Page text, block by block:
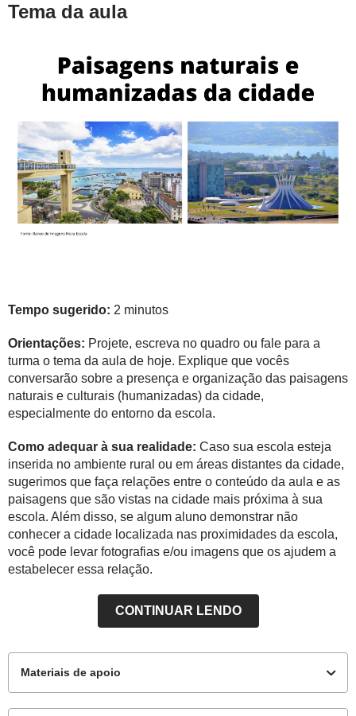
Tema da aula
Tempo sugerido: 2 minutos
Orientações: Projete, escreva no quadro ou fale para a
turma o tema da aula de hoje. Explique que vocês
conversarão sobre a presença e organização das paisagens
naturais e culturais (humanizadas) da cidade,
especialmente do entorno da escola.
Como adequar à sua realidade: Caso sua escola esteja
inserida no ambiente rural ou em áreas distantes da cidade,
sugerimos que faça relações entre o conteúdo da aula e as
paisagens que são vistas na cidade mais próxima à sua
escola. Além disso, se algum aluno demonstrar não
conhecer a cidade localizada nas proximidades da escola,
você pode levar fotografias e/ou imagens que os ajudem a
estabelecer essa relação.
CONTINUAR LENDO
Materiais de apoio